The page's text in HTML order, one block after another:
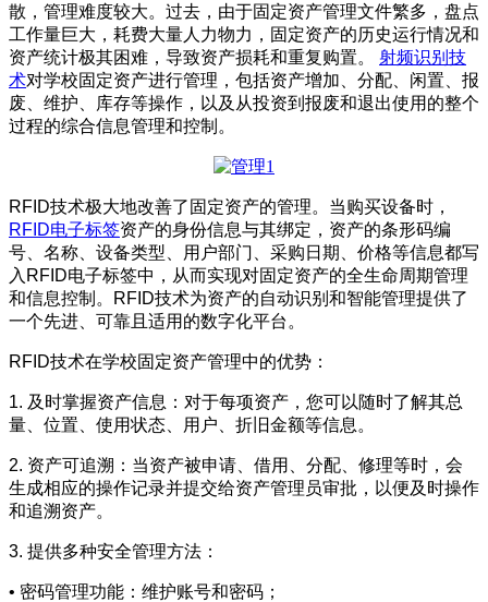
散，管理难度较大。过去，由于固定资产管理文件繁多，盘点
工作量巨大，耗费大量人力物力，固定资产的历史运行情况和
资产统计极其困难，导致资产损耗和重复购置。 射频识别技
术对学校固定资产进行管理，包括资产增加、分配、闲置、报
废、维护、库存等操作，以及从投资到报废和退出使用的整个
过程的综合信息管理和控制。
RFID技术极大地改善了固定资产的管理。当购买设备时，
RFID电子标签资产的身份信息与其绑定，资产的条形码编
号、名称、设备类型、用户部门、采购日期、价格等信息都写
入RFID电子标签中，从而实现对固定资产的全生命周期管理
和信息控制。RFID技术为资产的自动识别和智能管理提供了
一个先进、可靠且适用的数字化平台。
RFID技术在学校固定资产管理中的优势：
1. 及时掌握资产信息：对于每项资产，您可以随时了解其总
量、位置、使用状态、用户、折旧金额等信息。
2. 资产可追溯：当资产被申请、借用、分配、修理等时，会
生成相应的操作记录并提交给资产管理员审批，以便及时操作
和追溯资产。
3. 提供多种安全管理方法：
• 密码管理功能：维护账号和密码；